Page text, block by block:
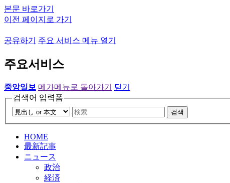
본문 바로가기
이전 페이지로 가기
공유하기 주요 서비스 메뉴 열기
주요서비스
중앙일보 메가메뉴로 돌아가기
닫기
검색어 입력폼
검색
HOME
最新記事
ニュース
政治
経済